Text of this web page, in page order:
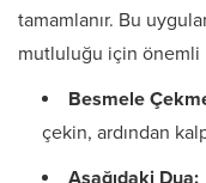
tamamlanır. Bu
mutluluğu için önemli
Besmele
çekin, ardından
Aşağıdaki Dua: